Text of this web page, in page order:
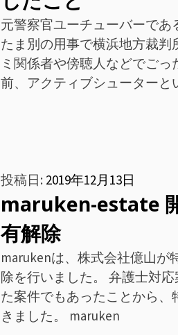
元警察官ユーチューバーで
たま別の用事で横浜地方裁
ミ関係者や傍聴人などでご
前、アクティブシューターと
投稿日: 2019年12月13日
maruken-estate
有解除
marukenは、株式会社億山が
除を行いました。 弁護士対
た案件でもあったことから
きました。 maruken